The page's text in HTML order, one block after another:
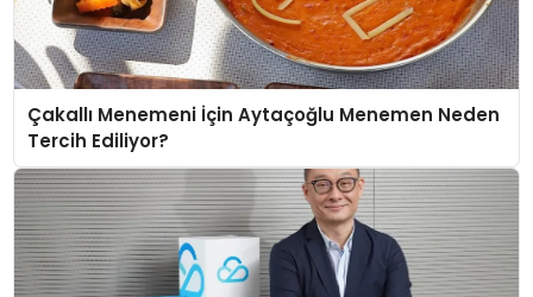
Çakallı Menemeni İçin Aytaçoğlu Menemen Neden
Tercih Ediliyor?